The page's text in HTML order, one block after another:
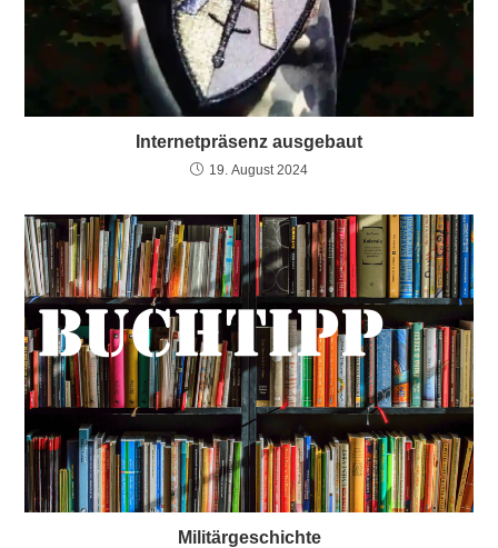
Internetpräsenz ausgebaut
19. August 2024
Militärgeschichte